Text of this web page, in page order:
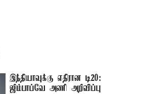
இந்தியாவுக்கு எதிரான டி20:
ஜிம்பாப்வே அணி அறிவிப்பு